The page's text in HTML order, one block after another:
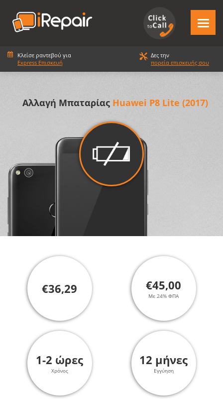
Κλείσε ραντεβού για
Express Επισκευή
Δες την
πορεία επισκευής σου
Αλλαγή Μπαταρίας Huawei P8 Lite (2017)
€36,29 €45,00
Με 24% ΦΠΑ
1-2 ώρες
Χρόνος
12 μήνες
Εγγύηση